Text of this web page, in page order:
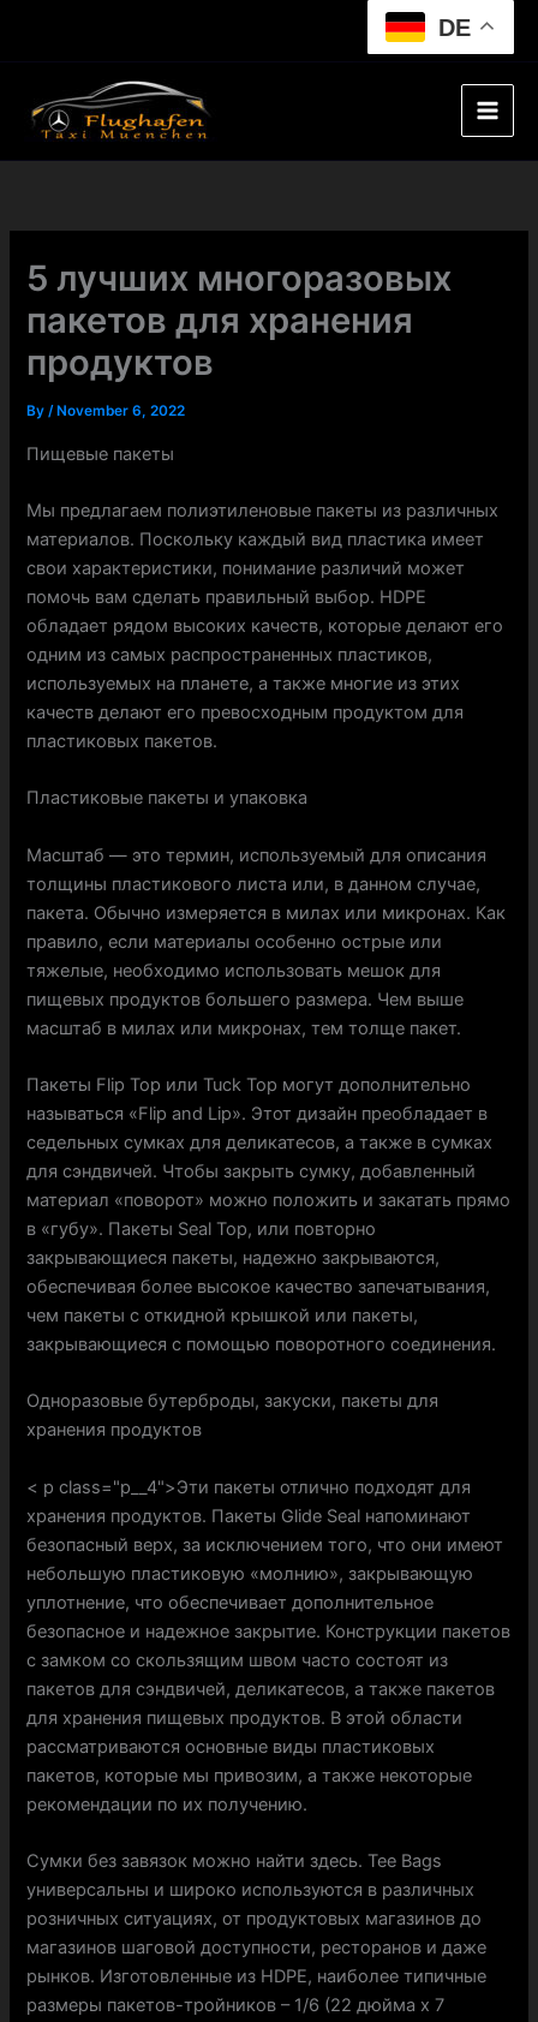
DE
5 лучших многоразовых
пакетов для хранения
продуктов
By/ November 6, 2022
Пищевые пакеты
Мы предлагаем полиэтиленовые пакеты из различных
материалов. Поскольку каждый вид пластика имеет
свои характеристики, понимание различий может
помочь вам сделать правильный выбор. HDPE
обладает рядом высоких качеств, которые делают его
одним из самых распространенных пластиков,
используемых на планете, а также многие из этих
качеств делают его превосходным продуктом для
пластиковых пакетов.
Пластиковые пакеты и упаковка
Масштаб — это термин, используемый для описания
толщины пластикового листа или, в данном случае,
пакета. Обычно измеряется в милах или микронах. Как
правило, если материалы особенно острые или
тяжелые, необходимо использовать мешок для
пищевых продуктов большего размера. Чем выше
масштаб в милах или микронах, тем толще пакет.
Пакеты Flip Top или Tuck Top могут дополнительно
называться «Flip and Lip». Этот дизайн преобладает в
седельных сумках для деликатесов, а также в сумках
для сэндвичей. Чтобы закрыть сумку, добавленный
материал «поворот» можно положить и закатать прямо
в «губу». Пакеты Seal Top, или повторно
закрывающиеся пакеты, надежно закрываются,
обеспечивая более высокое качество запечатывания,
чем пакеты с откидной крышкой или пакеты,
закрывающиеся с помощью поворотного соединения.
Одноразовые бутерброды, закуски, пакеты для
хранения продуктов
< p class="p__4">Эти пакеты отлично подходят для
хранения продуктов. Пакеты Glide Seal напоминают
безопасный верх, за исключением того, что они имеют
небольшую пластиковую «молнию», закрывающую
уплотнение, что обеспечивает дополнительное
безопасное и надежное закрытие. Конструкции пакетов
с замком со скользящим швом часто состоят из
пакетов для сэндвичей, деликатесов, а также пакетов
для хранения пищевых продуктов. В этой области
рассматриваются основные виды пластиковых
пакетов, которые мы привозим, а также некоторые
рекомендации по их получению.
Сумки без завязок можно найти здесь. Tee Bags
универсальны и широко используются в различных
розничных ситуациях, от продуктовых магазинов до
магазинов шаговой доступности, ресторанов и даже
рынков. Изготовленные из HDPE, наиболее типичные
размеры пакетов-тройников – 1/6 (22 дюйма x 7